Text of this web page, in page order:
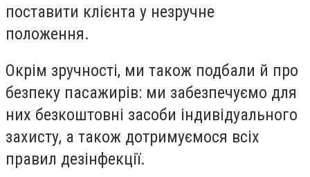
поставити клієнта у незручне
положення.
Окрім зручності, ми також подбали й про
безпеку пасажирів: ми забезпечуємо для
них безкоштовні засоби індивідуального
захисту, а також дотримуємося всіх
правил дезінфекції.